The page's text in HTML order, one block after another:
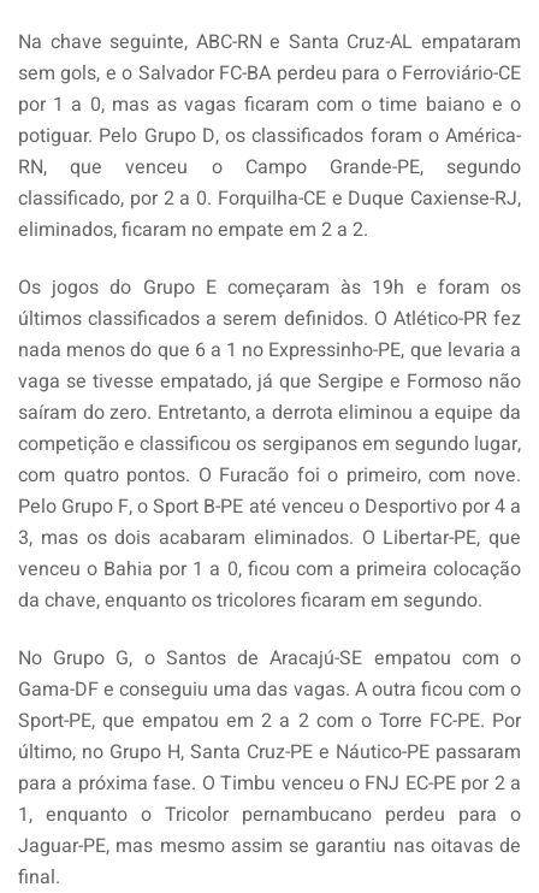
Na chave seguinte, ABC-RN e Santa Cruz-AL empataram
sem gols, e o Salvador FC-BA perdeu para o Ferroviário-CE
por 1 a 0, mas as vagas ficaram com o time baiano e o
potiguar. Pelo Grupo D, os classificados foram o América-
RN, que venceu o Campo Grande-PE, segundo
classificado, por 2 a 0. Forquilha-CE e Duque Caxiense-RJ,
eliminados, ficaram no empate em 2 a 2.
Os jogos do Grupo E começaram às 19h e foram os
últimos classificados a serem definidos. O Atlético-PR fez
nada menos do que 6 a 1 no Expressinho-PE, que levaria a
vaga se tivesse empatado, já que Sergipe e Formoso não
saíram do zero. Entretanto, a derrota eliminou a equipe da
competição e classificou os sergipanos em segundo lugar,
com quatro pontos. O Furacão foi o primeiro, com nove.
Pelo Grupo F, o Sport B-PE até venceu o Desportivo por 4 a
3, mas os dois acabaram eliminados. O Libertar-PE, que
venceu o Bahia por 1 a 0, ficou com a primeira colocação
da chave, enquanto os tricolores ficaram em segundo.
No Grupo G, o Santos de Aracajú-SE empatou com o
Gama-DF e conseguiu uma das vagas. A outra ficou com o
Sport-PE, que empatou em 2 a 2 com o Torre FC-PE. Por
último, no Grupo H, Santa Cruz-PE e Náutico-PE passaram
para a próxima fase. O Timbu venceu o FNJ EC-PE por 2 a
1, enquanto o Tricolor pernambucano perdeu para o
Jaguar-PE, mas mesmo assim se garantiu nas oitavas de
final.